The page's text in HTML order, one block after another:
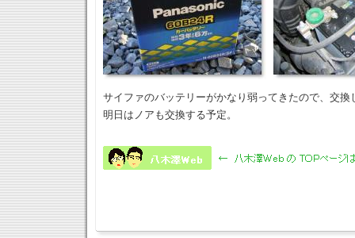
サイファのバッテリーがかなり弱ってきたので、交換
明日はノアも交換する予定。